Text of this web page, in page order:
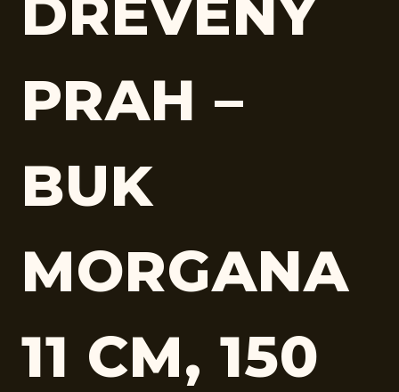
DREVENÝ
PRAH –
BUK
MORGANA
11 CM, 150